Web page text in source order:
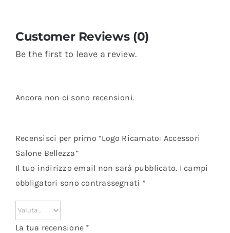
Customer Reviews (0)
Be the first to leave a review.
Ancora non ci sono recensioni.
Recensisci per primo “Logo Ricamato: Accessori
Salone Bellezza”
Il tuo indirizzo email non sarà pubblicato. I campi
obbligatori sono contrassegnati *
La tua recensione *